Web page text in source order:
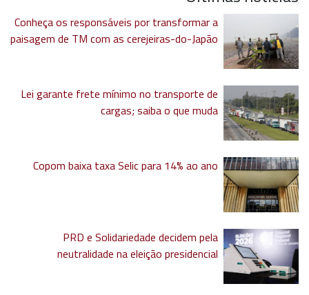
Conheça os responsáveis por transformar a
paisagem de TM com as cerejeiras-do-Japão
Lei garante frete mínimo no transporte de
cargas; saiba o que muda
Copom baixa taxa Selic para 14% ao ano
PRD e Solidariedade decidem pela
neutralidade na eleição presidencial